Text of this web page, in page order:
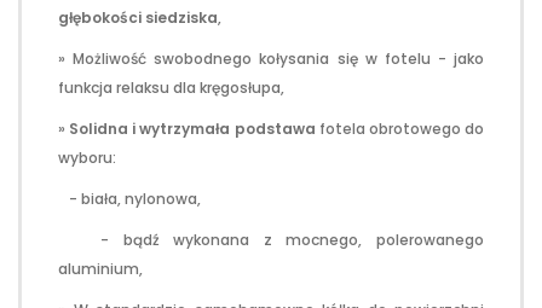
głębokości siedziska,
» Możliwość swobodnego kołysania się w fotelu - jako
funkcja relaksu dla kręgosłupa,
» Solidna i wytrzymała podstawa fotela obrotowego do
wyboru:
- biała, nylonowa,
- bądź wykonana z mocnego, polerowanego
aluminium,